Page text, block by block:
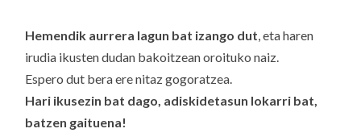
Hemendik aurrera lagun bat izango dut, eta haren
irudia ikusten dudan bakoitzean oroituko naiz.
Espero dut bera ere nitaz gogoratzea.
Hari ikusezin bat dago, adiskidetasun lokarri bat,
batzen gaituena!